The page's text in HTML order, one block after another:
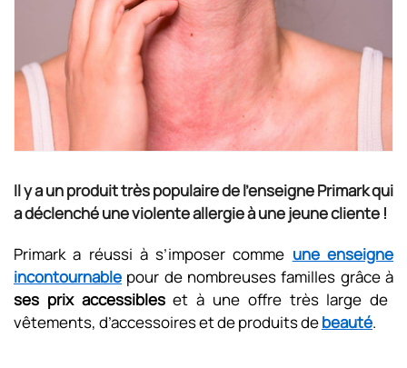
Il y a un produit très populaire de l'enseigne Primark qui
a déclenché une violente allergie à une jeune cliente !
Primark a réussi à s’imposer comme une enseigne
incontournable pour de nombreuses familles grâce à
ses prix accessibleset à une offre très large de
vêtements, d’accessoires et de produits debeauté.